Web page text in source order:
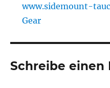
www.sidemount-
Gear
Schreibe einen